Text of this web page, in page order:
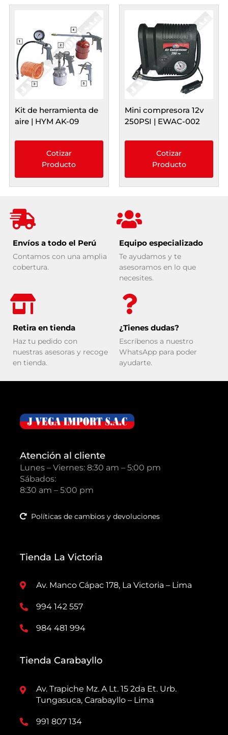
Kit de herramienta de
aire | HYM AK-09
Cotizar
Producto
Mini compresora 12v
250PSI | EWAC-002
Cotizar
Producto
Envíos a todo el Perú
Contamos con una amplia
cobertura.
Equipo especializado
Te ayudamos y te
asesoramos en lo que
necesites.
Retira en tienda
Haz tu pedido con
nuestras asesoras y recoge
en tienda.
¿Tienes dudas?
Escríbenos a nuestro
WhatsApp para poder
ayudarte.
Atención al cliente
Lunes – Viernes: 8:30 am – 5:00 pm
Sábados:
8:30 am – 5:00 pm
Políticas de cambios y devoluciones
Tienda La Victoria
Av. Manco Cápac 178, La Victoria – Lima
994 142 557
984 481 994
Tienda Carabayllo
Av. Trapiche Mz. A Lt. 15 2da Et. Urb.
Tungasuca, Carabayllo – Lima
991 807 134